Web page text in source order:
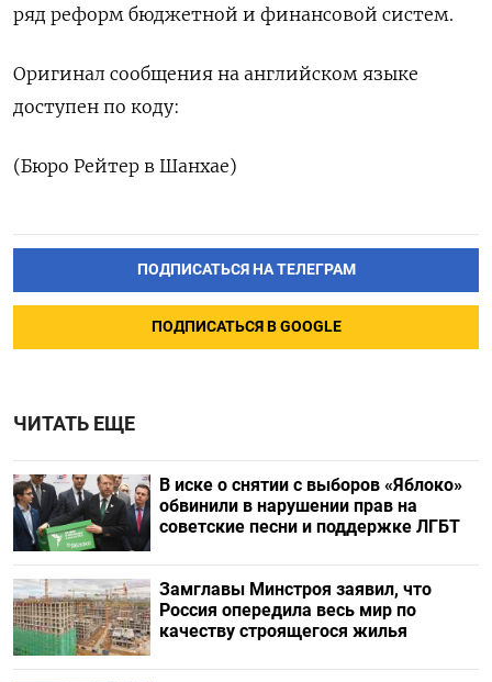
ряд реформ бюджетной и финансовой систем.
Оригинал сообщения на английском языке
доступен по коду:
(Бюро Рейтер в Шанхае)
ПОДПИСАТЬСЯ НА ТЕЛЕГРАМ
ПОДПИСАТЬСЯ В GOOGLE
ЧИТАТЬ ЕЩЕ
В иске о снятии с выборов «Яблоко»
обвинили в нарушении прав на
советские песни и поддержке ЛГБТ
Замглавы Минстроя заявил, что
Россия опередила весь мир по
качеству строящегося жилья